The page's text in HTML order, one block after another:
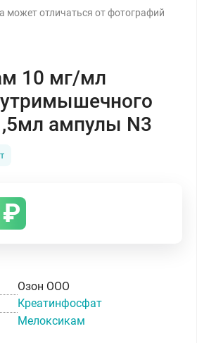
может отличаться от фотографий
10 мг/мл
ампулы N3
₽
Озон ООО
Креатинфосфат
Мелоксикам